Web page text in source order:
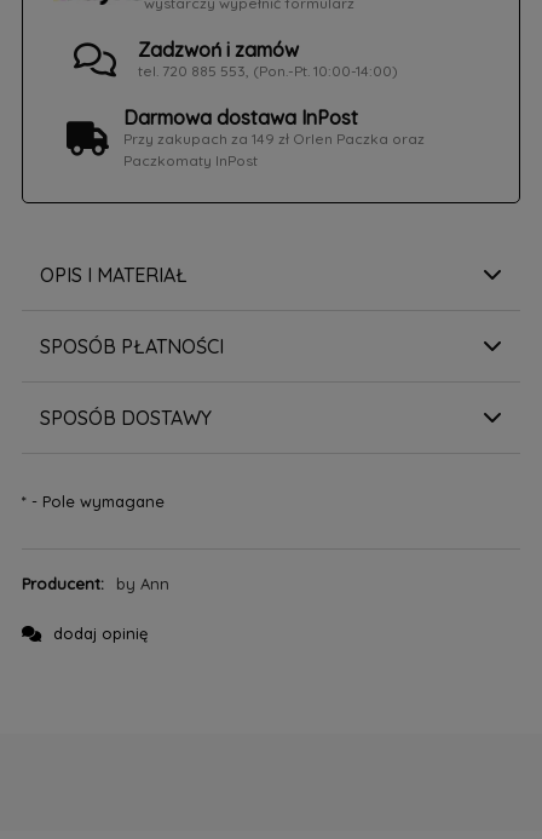
Zadzwoń i zamów
tel. 720 885 553, (Pon.-Pt. 10:00-14:00)
Darmowa dostawa InPost
Przy zakupach za 149 zł Orlen Paczka oraz
Paczkomaty InPost
OPIS I MATERIAŁ
SPOSÓB PŁATNOŚCI
SPOSÓB DOSTAWY
*- Pole wymagane
Producent: by Ann
dodaj opinię